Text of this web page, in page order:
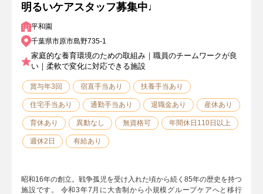
明るいケアスタッフ募集中♩
平和園
千葉県市原市島野735-1
家庭的な養育環境のための取組み｜職員のチームワークが良
い｜柔軟で変化に対応できる施設
賞与年3回 宿直手当あり 扶養手当あり
住宅手当あり 通勤手当あり 退職金あり 産休あり
育休あり 異動なし 無資格可 年間休日110日以上
週休2日 有給あり
昭和16年の創立。戦争孤児を受け入れた頃から続く85年の歴史を持つ
施設です。 令和3年7月に大舎制から小規模グループケアへと移行